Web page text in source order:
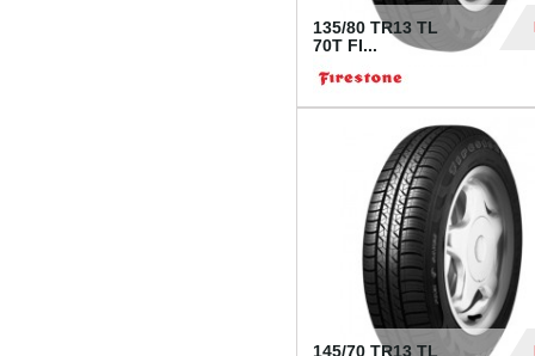
135/80 TR13 TL
70T FI...
145/70 TR13 TL